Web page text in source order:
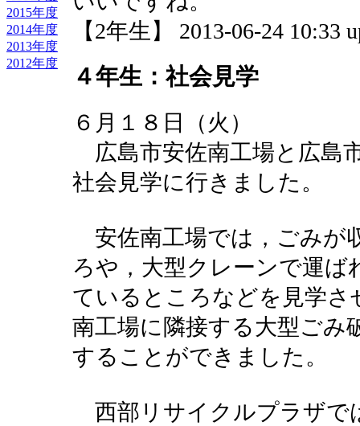
2015年度
2014年度
2013年度
2012年度
【2年生】 2013-06-24 10:33
４年生：社会見学
６月１８日（火）
広島市安佐南工場と広島
社会見学に行きました。
安佐南工場では，ごみが
ろや，大型クレーンで運
ているところなどを見学
南工場に隣接する大型ごみ
することができました。
西部リサイクルプラザで